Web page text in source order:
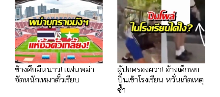
ช้างศึกมีหนาว! แฟนพม่า
จัดหนักเหมาตั๋วเรียบ
ผู้ปกครองผวา! อ้างเด็กพก
ปืนเข้าโรงเรียน หวั่นเกิดเหตุ
ซ้ำ